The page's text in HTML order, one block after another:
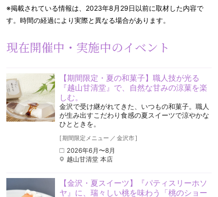
※掲載されている情報は、2023年8月29日以前に取材した内容で
す。時間の経過により実際と異なる場合があります。
現在開催中・実施中のイベント
【期間限定・夏の和菓子】職人技が光る
『越山甘清堂』で、自然な甘みの涼菓を楽
しむ。
金沢で受け継がれてきた、いつもの和菓子。職人
が生み出すこだわり食感の夏スイーツで涼やかな
ひとときを。
[期間限定メニュー ／ 金沢市]
2026年6月〜8月
越山甘清堂 本店
【金沢・夏スイーツ】『パティスリーホソ
ヤ』に、瑞々しい桃を味わう「桃のショー